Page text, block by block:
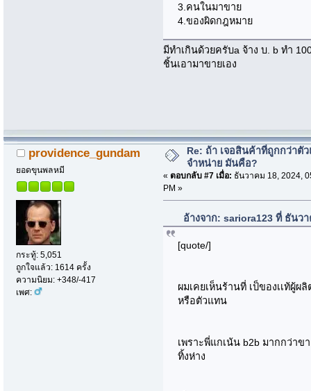
3.คนในมาขาย
4.ของผิดกฎหมาย
มีทำเกินด้วยครับa จ้าง บ. b ทำ
ชิ้นเอามาขายเอง
providence_gundam
ยอดขุนพลหมี
กระทู้: 5,051
ถูกใจแล้ว: 1614 ครั้ง
ความนิยม: +348/-417
เพศ:
Re: ถ้า เจอสินค้าที่ถูกกว่าตั
จำหน่าย มันคือ?
« ตอบกลับ #7 เมื่อ: ธันวาคม 18, 2024,
PM »
อ้างจาก: sariora123 ที่ ธันว
[quote/]
ผมเคยเห็นร้านที่ เป็ของเเท้ผู้
หรือตัวแทน
เพราะพี่แกเน้น b2b มากกว่า
ทิ้งห่าง